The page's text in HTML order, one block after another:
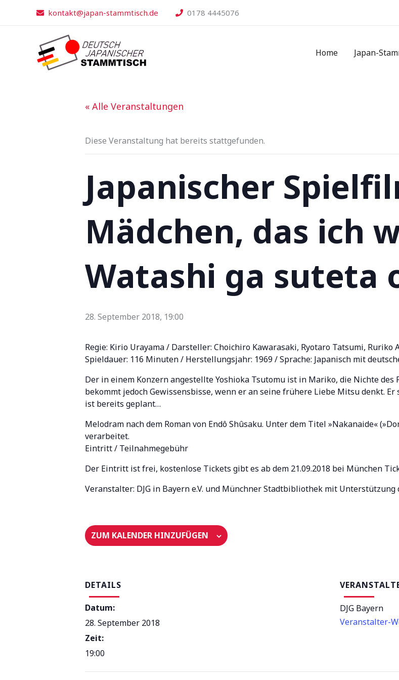
kontakt@japan-stammtisch.de 0178 4445076
Home Japan-
« Alle Veranstaltungen
Diese Veranstaltung hat bereits stattgefunden.
Japanischer
Mädchen, das ich
Watashi ga suteta
28. September 2018, 19:00
Regie: Kirio Urayama / Darsteller: Choichiro Kawarasaki, Ryotaro Tatsumi, Ruriko
Spieldauer: 116 Minuten / Herstellungsjahr: 1969 / Sprache: Japanisch mit
Der in einem Konzern angestellte Yoshioka Tsutomu ist in Mariko, die Nichte
bekommt jedoch Gewissensbisse, wenn er an seine frühere Liebe Mitsu denkt.
ist bereits geplant…
Melodram nach dem Roman von Endô Shûsaku. Unter dem Titel »Nakanaide«
verarbeitet.
Eintritt / Teilnahmegebühr
Der Eintritt ist frei, kostenlose Tickets gibt es ab dem 21.09.2018 bei München
Veranstalter: DJG in Bayern e.V. und Münchner Stadtbibliothek mit
ZUM KALENDER HINZUFÜGEN
DETAILS
Datum:
28. September 2018
Zeit:
19:00
DJG Bayern
Veranstalter-